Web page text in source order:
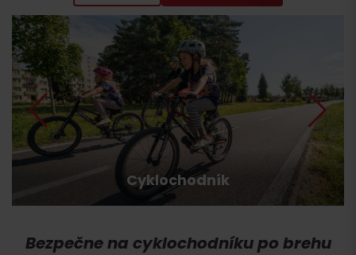
Cyklochodník
Bezpečne na cyklochodníku po brehu